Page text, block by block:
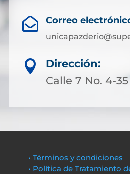
 Correo

Dirección:
Calle 7 No. 4-35
• Términos y condiciones
• Política de Tratamiento